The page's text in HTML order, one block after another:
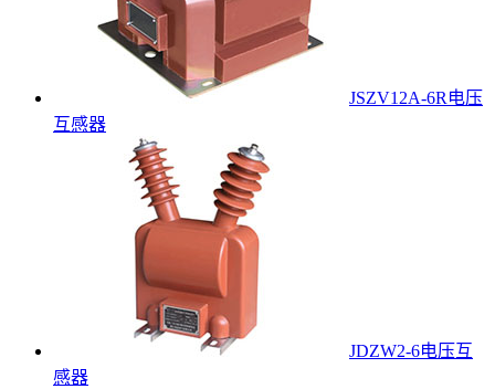
JSZV12A-6R电压
互感器
JDZW2-6电压互
感器